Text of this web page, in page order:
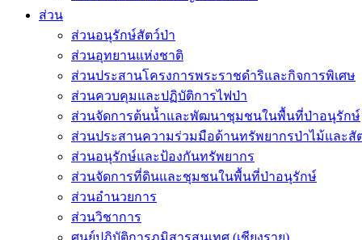
ส่วน
ส่วนอนุรักษ์สัตว์ป่า
ส่วนอุทยานแห่งชาติ
ส่วนประสานโครงการพระราชดำริและกิจการพิเศษ
ส่วนควบคุมและปฏิบัติการไฟป่า
ส่วนจัดการต้นน้ำและพัฒนาชุมชนในพื้นที่ป่าอนุรักษ์
ส่วนประสานความร่วมมือด้านทรัพยากรป่าไม้และสั
ส่วนอนุรักษ์และป้องกันทรัพยากร
ส่วนจัดการที่ดินและชุมชนในพื้นที่ป่าอนุรักษ์
ส่วนอำนวยการ
ส่วนวิชาการ
ศูนย์ปฏิบัติการภูมิสารสนเทศ (เชียงราย)